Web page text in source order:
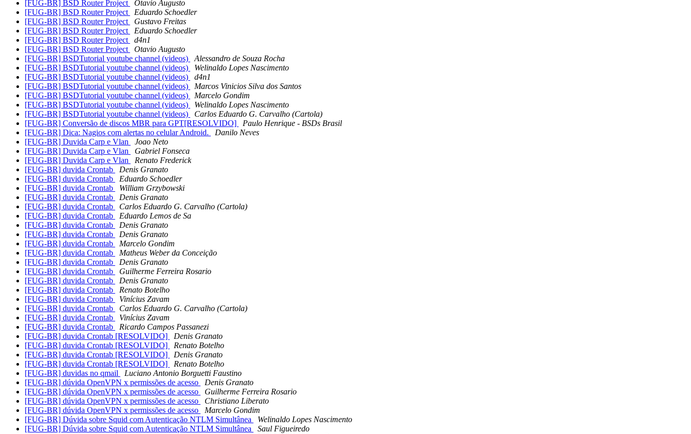
[FUG-BR] BSD Router Project
Otavio Augusto
[FUG-BR] BSD Router Project
Eduardo Schoedler
[FUG-BR] BSD Router Project
Gustavo Freitas
[FUG-BR] BSD Router Project
Eduardo Schoedler
[FUG-BR] BSD Router Project
d4n1
[FUG-BR] BSD Router Project
Otavio Augusto
[FUG-BR] BSDTutorial youtube channel (videos)
Alessandro de Souza Rocha
[FUG-BR] BSDTutorial youtube channel (videos)
Welinaldo Lopes Nascimento
[FUG-BR] BSDTutorial youtube channel (videos)
d4n1
[FUG-BR] BSDTutorial youtube channel (videos)
Marcos Vinicios Silva dos Santos
[FUG-BR] BSDTutorial youtube channel (videos)
Marcelo Gondim
[FUG-BR] BSDTutorial youtube channel (videos)
Welinaldo Lopes Nascimento
[FUG-BR] BSDTutorial youtube channel (videos)
Carlos Eduardo G. Carvalho (Cartola)
[FUG-BR] Conversão de discos MBR para GPT[RESOLVIDO]
Paulo Henrique - BSDs Brasil
[FUG-BR] Dica: Nagios com alertas no celular Android.
Danilo Neves
[FUG-BR] Duvida Carp e Vlan
Joao Neto
[FUG-BR] Duvida Carp e Vlan
Gabriel Fonseca
[FUG-BR] Duvida Carp e Vlan
Renato Frederick
[FUG-BR] duvida Crontab
Denis Granato
[FUG-BR] duvida Crontab
Eduardo Schoedler
[FUG-BR] duvida Crontab
William Grzybowski
[FUG-BR] duvida Crontab
Denis Granato
[FUG-BR] duvida Crontab
Carlos Eduardo G. Carvalho (Cartola)
[FUG-BR] duvida Crontab
Eduardo Lemos de Sa
[FUG-BR] duvida Crontab
Denis Granato
[FUG-BR] duvida Crontab
Denis Granato
[FUG-BR] duvida Crontab
Marcelo Gondim
[FUG-BR] duvida Crontab
Matheus Weber da Conceição
[FUG-BR] duvida Crontab
Denis Granato
[FUG-BR] duvida Crontab
Guilherme Ferreira Rosario
[FUG-BR] duvida Crontab
Denis Granato
[FUG-BR] duvida Crontab
Renato Botelho
[FUG-BR] duvida Crontab
Vinícius Zavam
[FUG-BR] duvida Crontab
Carlos Eduardo G. Carvalho (Cartola)
[FUG-BR] duvida Crontab
Vinícius Zavam
[FUG-BR] duvida Crontab
Ricardo Campos Passanezi
[FUG-BR] duvida Crontab [RESOLVIDO]
Denis Granato
[FUG-BR] duvida Crontab [RESOLVIDO]
Renato Botelho
[FUG-BR] duvida Crontab [RESOLVIDO]
Denis Granato
[FUG-BR] duvida Crontab [RESOLVIDO]
Renato Botelho
[FUG-BR] duvidas no qmail
Luciano Antonio Borguetti Faustino
[FUG-BR] dúvida OpenVPN x permissões de acesso
Denis Granato
[FUG-BR] dúvida OpenVPN x permissões de acesso
Guilherme Ferreira Rosario
[FUG-BR] dúvida OpenVPN x permissões de acesso
Christiano Liberato
[FUG-BR] dúvida OpenVPN x permissões de acesso
Marcelo Gondim
[FUG-BR] Dúvida sobre Squid com Autenticação NTLM Simultânea
Welinaldo Lopes Nascimento
[FUG-BR] Dúvida sobre Squid com Autenticação NTLM Simultânea
Saul Figueiredo